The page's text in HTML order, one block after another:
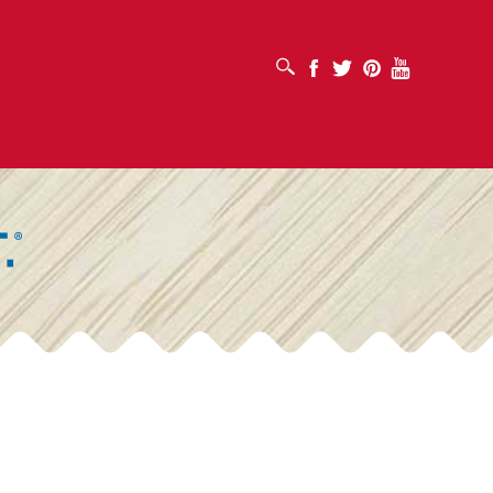
OUVRIR LA BOÎTE DE RECHERCHE
Facebook
Twitter PinterestYoutube